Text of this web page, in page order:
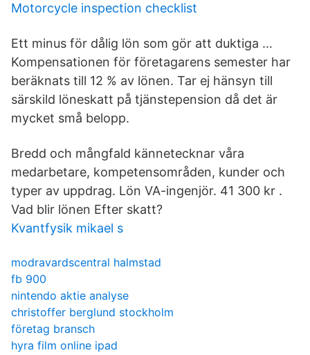
Motorcycle inspection checklist
Ett minus för dålig lön som gör att duktiga …
Kompensationen för företagarens semester har
beräknats till 12 % av lönen. Tar ej hänsyn till
särskild löneskatt på tjänstepension då det är
mycket små belopp.
Bredd och mångfald kännetecknar våra
medarbetare, kompetensområden, kunder och
typer av uppdrag. Lön VA-ingenjör. 41 300 kr .
Vad blir lönen Efter skatt?
Kvantfysik mikael s
modravardscentral halmstad
fb 900
nintendo aktie analyse
christoffer berglund stockholm
företag bransch
hyra film online ipad